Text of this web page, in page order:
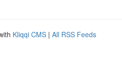
Kliqqi CMS | All RSS Feeds